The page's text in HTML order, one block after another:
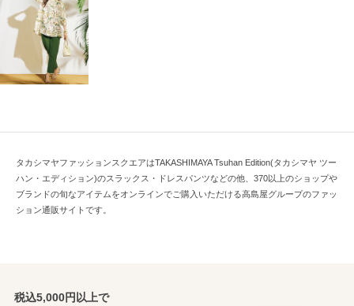
タカシマヤファッションスクエアはTAKASHIMAYA Tsuhan Edition(タカシマヤ ツー
ハン・エディション)のスラックス・ドレスパンツなどの他、370以上のショップや
ブランドの旬なアイテムをオンラインでご購入いただける高島屋グループのファッ
ション通販サイトです。
税込5,000円以上で